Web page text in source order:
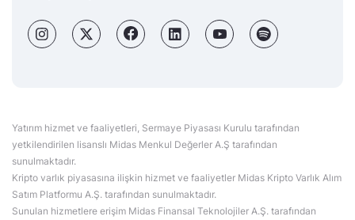
Yatırım hizmet ve faaliyetleri, Sermaye Piyasası Kurulu tarafından
yetkilendirilen lisanslı Midas Menkul Değerler A.Ş tarafından
sunulmaktadır.
Kripto varlık piyasasına ilişkin hizmet ve faaliyetler Midas Kripto Varlık Alım
Satım Platformu A.Ş. tarafından sunulmaktadır.
Sunulan hizmetlere erişim Midas Finansal Teknolojiler A.Ş. tarafından